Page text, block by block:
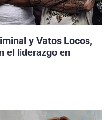
y Vatos Locos,
el liderazgo en